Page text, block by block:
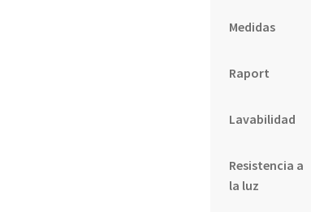
Medidas
Raport
Lavabilidad
Resistencia a
la luz